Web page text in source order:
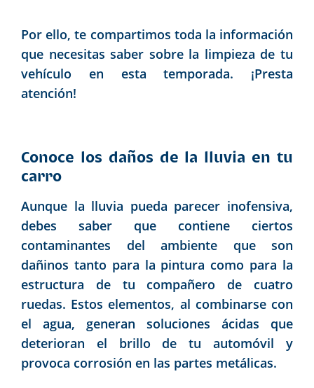
Por ello, te compartimos toda la información
que necesitas saber sobre la limpieza de tu
vehículo en esta temporada. ¡Presta
atención!
Conoce los daños de la lluvia en tu
carro
Aunque la lluvia pueda parecer inofensiva,
debes saber que contiene ciertos
contaminantes del ambiente que son
dañinos tanto para la pintura como para la
estructura de tu compañero de cuatro
ruedas. Estos elementos, al combinarse con
el agua, generan soluciones ácidas que
deterioran el brillo de tu automóvil y
provoca corrosión en las partes metálicas.